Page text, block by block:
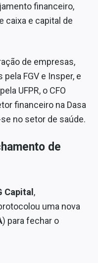
financeiro,
caixa e capital de
de empresas,
FGV e Insper, e
UFPR, o CFO
financeiro na Dasa
no setor de saúde.
de
Capital,
uma nova
) para fechar o